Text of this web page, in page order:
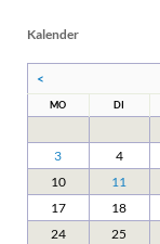
Kalender
<
MO DI
3
4
10
11
17
18
24
25